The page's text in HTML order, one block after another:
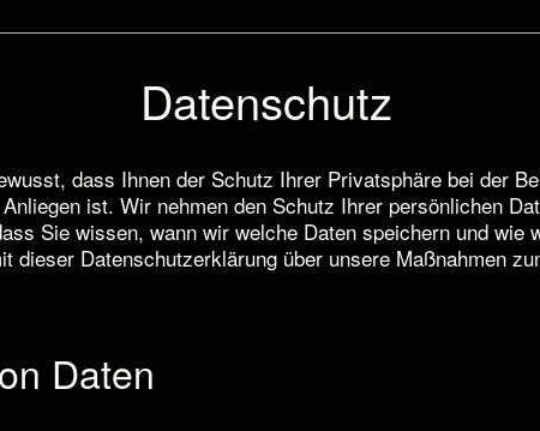
Datenschutz
dass Ihnen der Schutz Ihrer Privatsphäre bei der
ist. Wir nehmen den Schutz Ihrer persönlichen
Sie wissen, wann wir welche Daten speichern und wie
dieser Datenschutzerklärung über unsere Maßnahmen
Daten